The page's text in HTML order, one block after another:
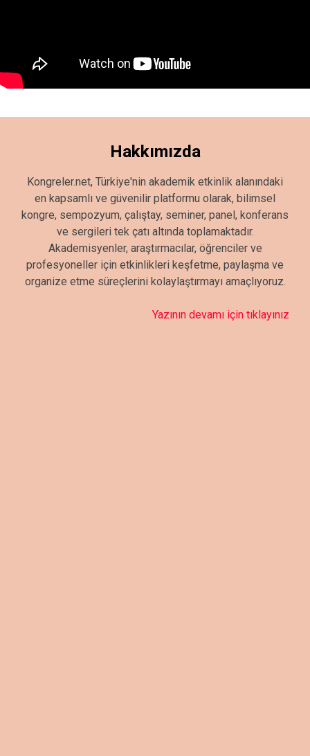
Hakkımızda
Kongreler.net, Türkiye'nin akademik etkinlik alanındaki
en kapsamlı ve güvenilir platformu olarak, bilimsel
kongre, sempozyum, çalıştay, seminer, panel, konferans
ve sergileri tek çatı altında toplamaktadır.
Akademisyenler, araştırmacılar, öğrenciler ve
profesyoneller için etkinlikleri keşfetme, paylaşma ve
organize etme süreçlerini kolaylaştırmayı amaçlıyoruz.
Yazının devamı için tıklayınız